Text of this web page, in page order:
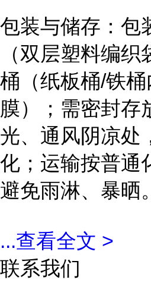
包装与储存：包
（双层塑料编
桶（纸板桶/铁
膜）；需密封存
光、通风阴凉处
化；运输按普通
避免雨淋、暴晒。
...查看全文 >
联系我们